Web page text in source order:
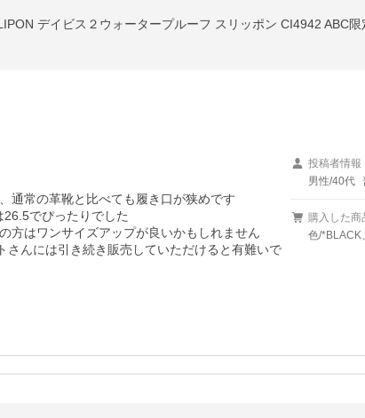
デイビス２ウォータープルーフ スリッポン CI4942 ABC限
通常の革靴と比べても履き口が狭めです
でぴったりでした
方はワンサイズアップが良いかもしれません
んには引き続き販売していただけると有難いで
投稿者情報
男性/40代
購入した商
色/*BLACK